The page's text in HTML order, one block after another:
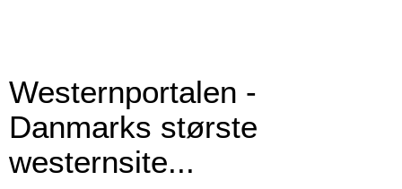
Westernportalen -
Danmarks største
westernsite...